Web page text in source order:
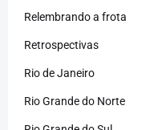
Relembrando a frota
Retrospectivas
Rio de Janeiro
Rio Grande do Norte